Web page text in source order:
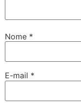
Nome *
E-mail *